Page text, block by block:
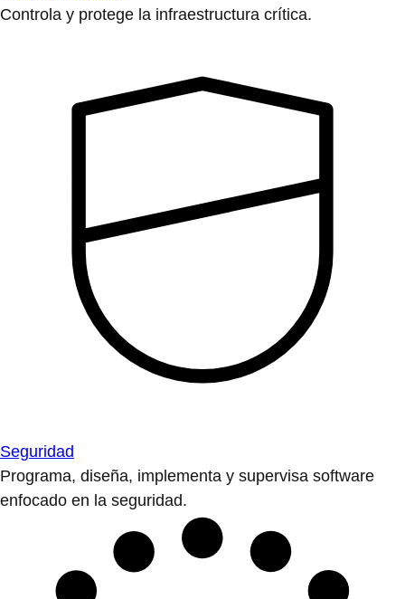
Controla y protege la infraestructura crítica.
Seguridad
Programa, diseña, implementa y supervisa software
enfocado en la seguridad.